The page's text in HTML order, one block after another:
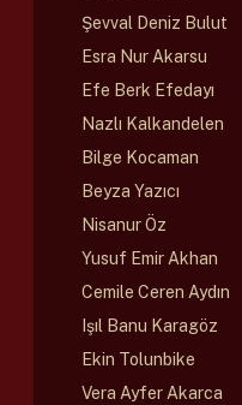
Şevval Deniz Bulut
Esra Nur Akarsu
Efe Berk Efedayı
Nazlı Kalkandelen
Bilge Kocaman
Beyza Yazıcı
Nisanur Öz
Yusuf Emir Akhan
Cemile Ceren Aydın
Işıl Banu Karagöz
Ekin Tolunbike
Vera Ayfer Akarca